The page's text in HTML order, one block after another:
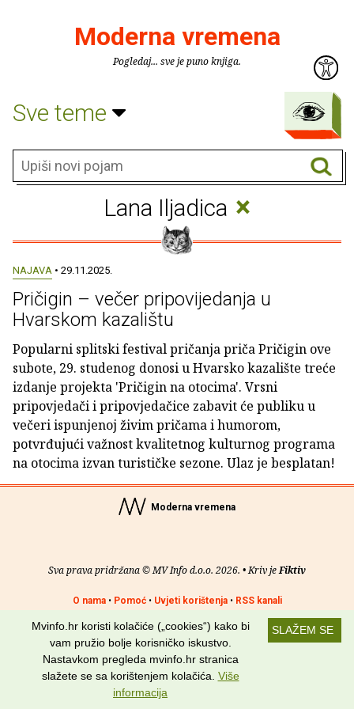
Moderna vremena
Pogledaj... sve je puno knjiga.
Sve teme
Lana Iljadica ×
NAJAVA • 29.11.2025.
Pričigin – večer pripovijedanja u
Hvarskom kazalištu
Popularni splitski festival pričanja priča Pričigin ove
subote, 29. studenog donosi u Hvarsko kazalište treće
izdanje projekta 'Pričigin na otocima'. Vrsni
pripovjedači i pripovjedačice zabavit će publiku u
večeri ispunjenoj živim pričama i humorom,
potvrđujući važnost kvalitetnog kulturnog programa
na otocima izvan turističke sezone. Ulaz je besplatan!
Moderna vremena
Sva prava pridržana © MV Info d.o.o. 2026. • Kriv jeFiktiv
O nama• Pomoć• Uvjeti korištenja• RSS kanali
Potraži nas na: SLAŽEM SE
Mvinfo.hr koristi kolačiće („cookies“) kako bi
vam pružio bolje korisničko iskustvo.
Nastavkom pregleda mvinfo.hr stranica
slažete se sa korištenjem kolačića. Više
informacija